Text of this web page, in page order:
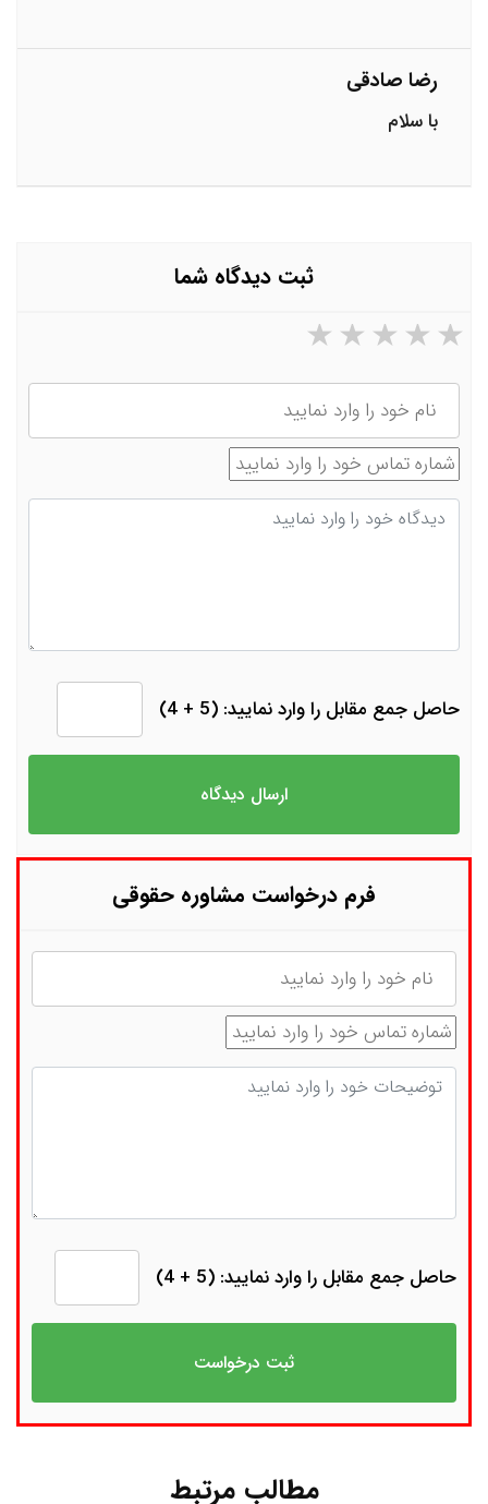
رضا صادقی
با سلام
ثبت دیدگاه شما
۵ ستاره از ۵ ۴ ستاره از ۵ ۳ ستاره از ۵ ۲ ستاره از ۵
نام
شماره تماس
دیدگاه
حاصل جمع مقابل را وارد نمایید: (5 + 4)
فرم درخواست مشاوره حقوقی
نام
شماره تماس
توضیحات
حاصل جمع مقابل را وارد نمایید: (5 + 4)
مطالب مرتبط